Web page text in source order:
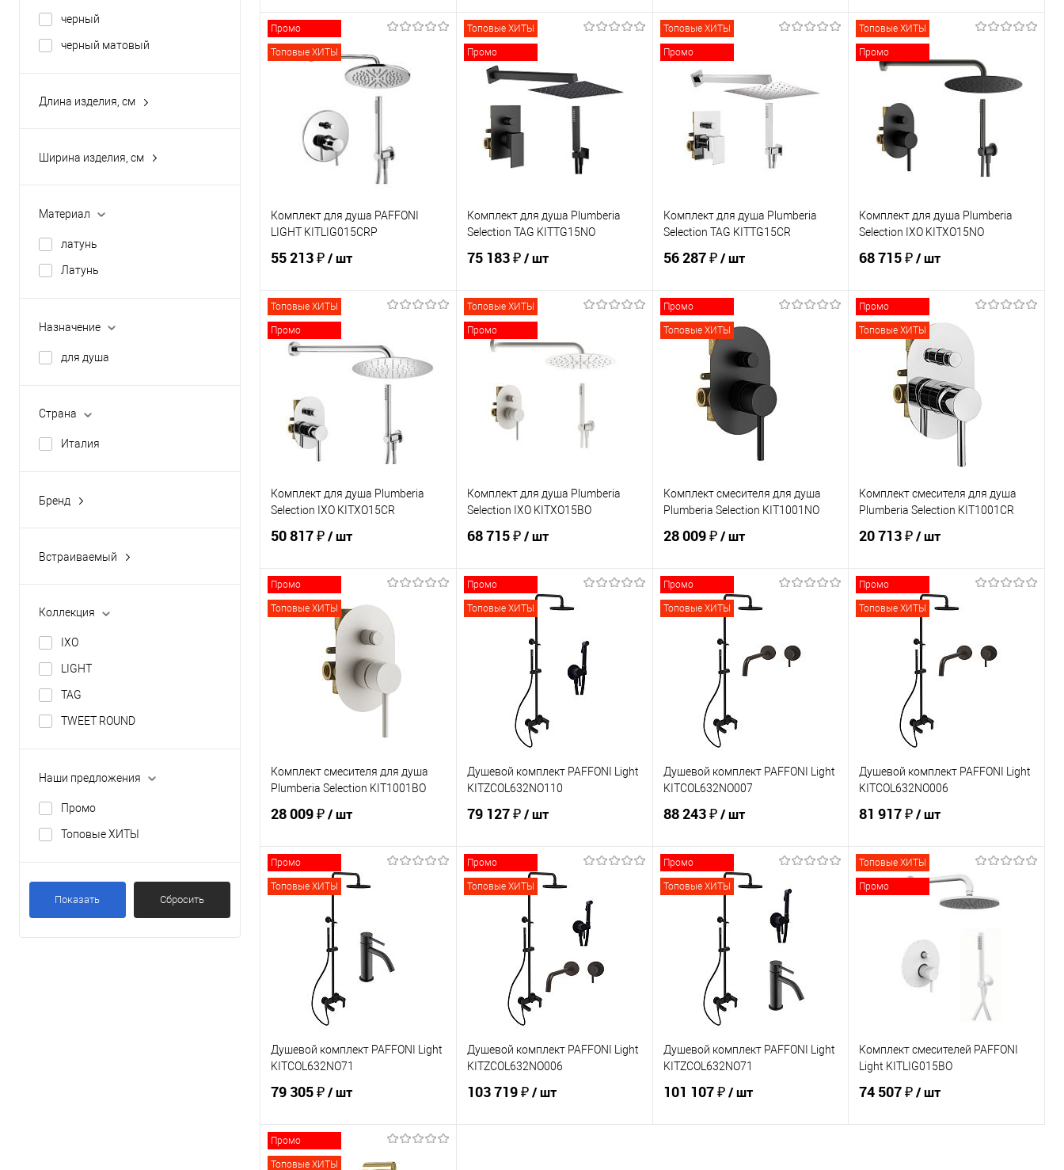
черный
черный матовый
Длина изделия, см
Ширина изделия, см
41
Материал
латунь
Латунь
Назначение
для душа
Страна
Италия
Бренд
Встраиваемый
Коллекция
IXO
LIGHT
TAG
TWEET ROUND
Наши предложения
Промо
Топовые ХИТЫ
Показать Сбросить
В корзину
Купить в 1 клик
Сравнение
В избранное
В корзину
Купить в 1 клик
Сравнение
В избранное
В корзину
Купить в 1 клик
Сравнение
В избранное
В корзину
Купить в 1 клик
Сравнение
В избранное
В наличии
Промо
Топовые ХИТЫ
Комплект для душа PAFFONI
LIGHT KITLIG015CRP
55 213 ₽/ шт
В корзину
Купить в 1 клик
Сравнение
В наличии
Топовые ХИТЫ
Промо
Комплект для душа Plumberia
Selection TAG KITTG15NO
75 183 ₽/ шт
В корзину
Купить в 1 клик
Сравнение
В избранное
В наличии
Топовые ХИТЫ
Промо
Комплект для душа Plumberia
Selection TAG KITTG15CR
56 287 ₽/ шт
В корзину
Купить в 1 клик
В избранное
Топовые ХИТЫ
Промо
Комплект для душа Plumberia
Selection IXO KITXO15NO
68 715 ₽/ шт
В корзину
Купить в 1 клик
В избранное
В наличии
Топовые ХИТЫ
Промо
Комплект для душа Plumberia
Selection IXO KITXO15CR
50 817 ₽/ шт
В корзину
Купить в 1 клик
В избранное
В наличии
Топовые ХИТЫ
Промо
Комплект для душа Plumberia
Selection IXO KITXO15BO
68 715 ₽/ шт
В корзину
Купить в 1 клик
Сравнение
В избранное
В наличии
Промо
Топовые ХИТЫ
Комплект смесителя для душа
Plumberia Selection KIT1001NO
28 009 ₽/ шт
В корзину
Купить в 1 клик
Сравнение
В избранное
В наличии
Промо
Топовые ХИТЫ
Комплект смесителя для душа
Plumberia Selection KIT1001CR
20 713 ₽/ шт
В корзину
Купить в 1 клик
Сравнение
В избранное
В наличии
Промо
Топовые ХИТЫ
Комплект смесителя для душа
Plumberia Selection KIT1001BO
28 009 ₽/ шт
В корзину
Купить в 1 клик
В избранное
Промо
Топовые ХИТЫ
Душевой комплект PAFFONI Light
KITZCOL632NO110
79 127 ₽/ шт
В корзину
Купить в 1 клик
Сравнение
В избранное
В наличии
Промо
Топовые ХИТЫ
Душевой комплект PAFFONI Light
KITCOL632NO007
88 243 ₽/ шт
В корзину
Купить в 1 клик
Сравнение
В избранное
В наличии
Промо
Топовые ХИТЫ
Душевой комплект PAFFONI Light
KITCOL632NO006
81 917 ₽/ шт
В корзину
В избранное
В наличии
Промо
Топовые ХИТЫ
Душевой комплект PAFFONI Light
KITCOL632NO71
79 305 ₽/ шт
В корзину
Промо
Топовые ХИТЫ
Душевой комплект PAFFONI Light
KITZCOL632NO006
103 719 ₽/ шт
Промо
Топовые ХИТЫ
Душевой комплект PAFFONI Light
KITZCOL632NO71
101 107 ₽/ шт
Топовые ХИТЫ
Промо
Комплект смесителей PAFFONI
Light KITLIG015BO
74 507 ₽/ шт
Промо
Топовые ХИТЫ